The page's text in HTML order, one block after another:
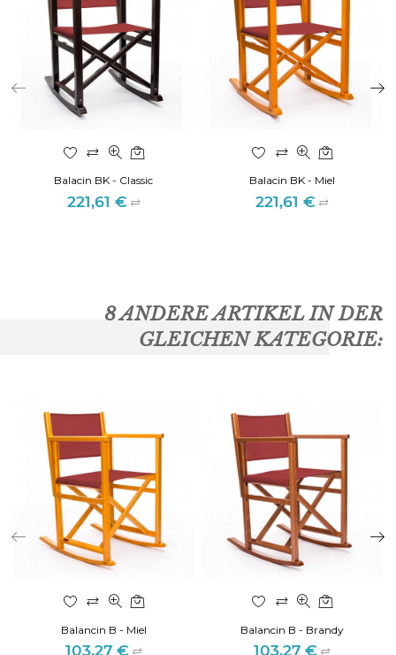
Balacin BK - Classic
Preis
221,61 €
Balacin BK - Miel
Preis
221,61 €
8 ANDERE ARTIKEL IN DER
GLEICHEN KATEGORIE:
Balancin B - Miel
Preis
103,27 €
Balancin B - Brandy
Preis
103,27 €